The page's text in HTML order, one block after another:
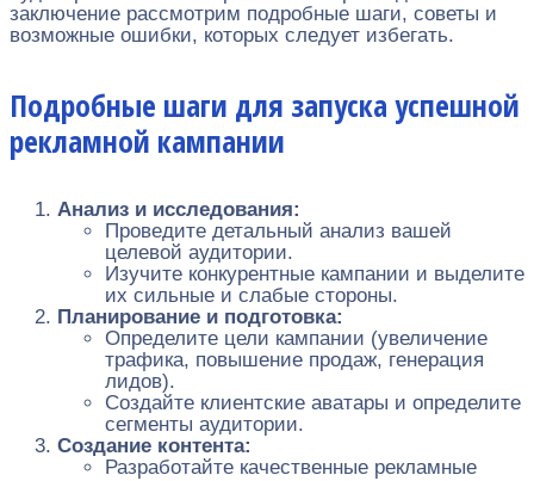
заключение рассмотрим подробные шаги, советы и
возможные ошибки, которых следует избегать.
Подробные шаги для запуска успешной
рекламной кампании
Анализ и исследования:
Проведите детальный анализ вашей
целевой аудитории.
Изучите конкурентные кампании и выделите
их сильные и слабые стороны.
Планирование и подготовка:
Определите цели кампании (увеличение
трафика, повышение продаж, генерация
лидов).
Создайте клиентские аватары и определите
сегменты аудитории.
Создание контента:
Разработайте качественные рекламные